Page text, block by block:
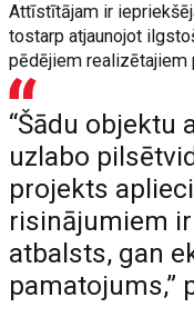
Attīstītājam ir
tostarp atjaunojot
pēdējiem realizētajiem
“Šādu objektu
uzlabo
projekts
risinājumiem
atbalsts, gan
pamatojums,”